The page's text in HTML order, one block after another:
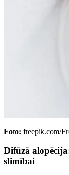
Foto: freepik.com/
Difūzā
slimībai